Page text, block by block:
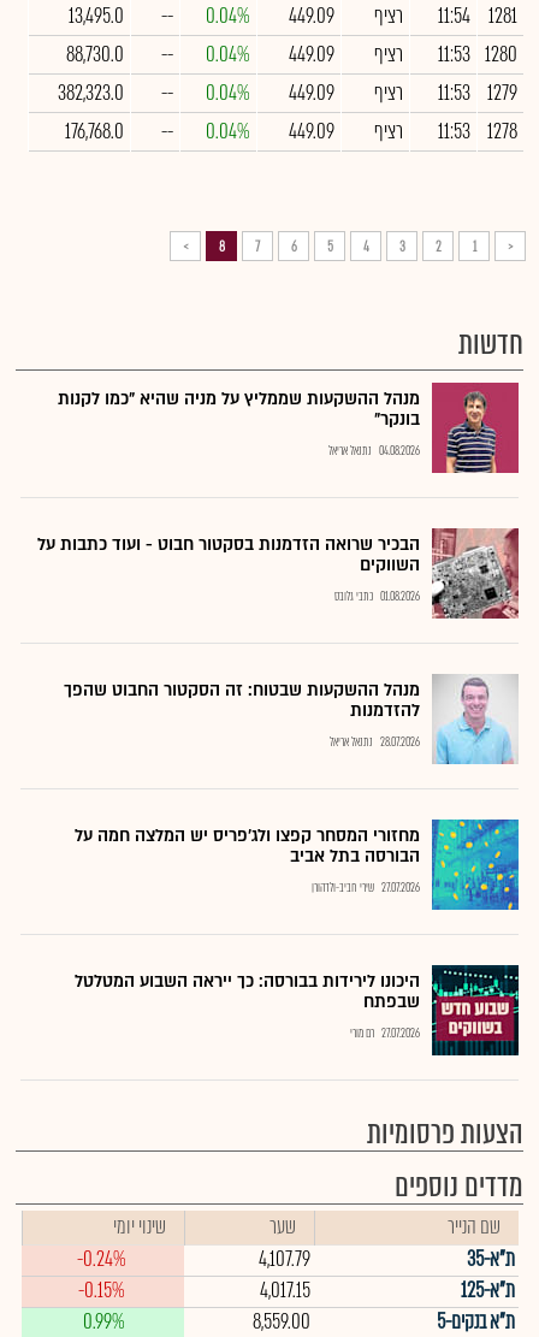
1281
11:54 רציף 449.09
0.04%
--
13,495.0
1280
11:53 רציף 449.09
0.04%
--
88,730.0
1279
11:53 רציף 449.09
0.04%
--
382,323.0
1278
11:53 רציף 449.09
0.04%
--
176,768.0
<
1
2
3
4
5
6
7
8
>
חדשות
מנהל ההשקעות שממליץ על מניה שהיא "כמו לקנות
בונקר"
04.08.2026 נתנאל אריאל
הבכיר שרואה הזדמנות בסקטור חבוט - ועוד כתבות על
השווקים
01.08.2026 כתבי גלובס
מנהל ההשקעות שבטוח: זה הסקטור החבוט שהפך
להזדמנות
28.07.2026 נתנאל אריאל
מחזורי המסחר קפצו ולג'פריס יש המלצה חמה על
הבורסה בתל אביב
27.07.2026 שירי חביב-ולדהורן
היכונו לירידות בבורסה: כך ייראה השבוע המטלטל
שבפתח
27.07.2026 רם מורי
הצעות פרסומיות
מדדים נוספים
שם הנייר שער
שינוי יומי
ת"א-35
4,107.79
-0.24%
ת"א-125
4,017.15
-0.15%
ת"א בנקים-5
8,559.00
0.99%